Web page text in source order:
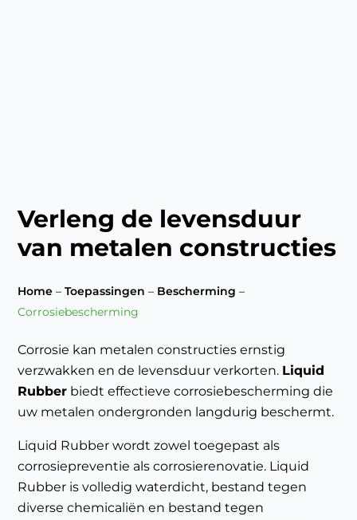
Verleng de levensduur
van metalen constructies
Home –Toepassingen – Bescherming –
Corrosiebescherming
Corrosie kan metalen constructies ernstig
verzwakken en de levensduur verkorten. Liquid
Rubber biedt effectieve corrosiebescherming die
uw metalen ondergronden langdurig beschermt.
Liquid Rubber wordt zowel toegepast als
corrosiepreventie als corrosierenovatie. Liquid
Rubber is volledig waterdicht, bestand tegen
diverse chemicaliën en bestand tegen